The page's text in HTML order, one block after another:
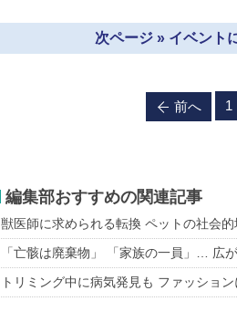
次ページ » イベント
前へ 1
編集部おすすめの関連記事
獣医師に求められる転換 ペットの社会
「亡骸は廃棄物」 「家族の一員」… 広
トリミング中に病気発見も ファッショ